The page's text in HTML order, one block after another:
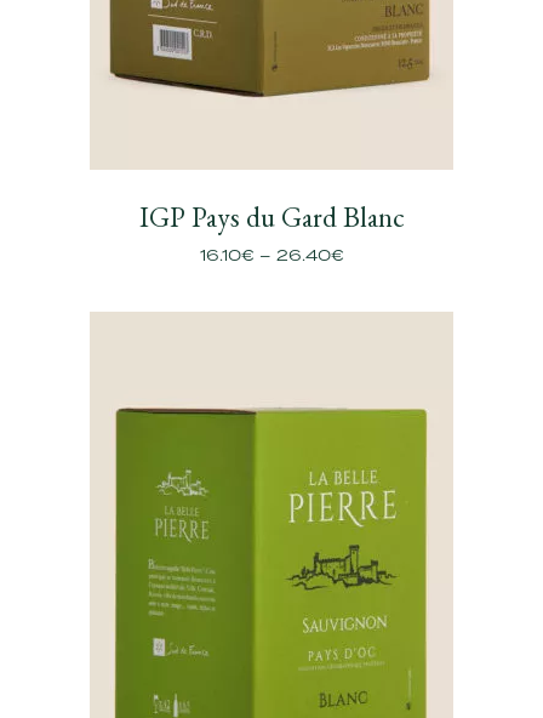
IGP Pays du Gard Blanc
16.10€ – 26.40€
Plage
à